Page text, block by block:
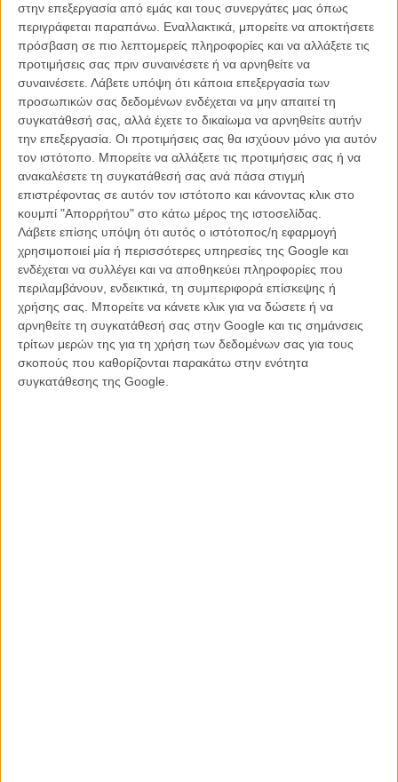
στην επεξεργασία από εμάς και τους συνεργάτες μας όπως
περιγράφεται παραπάνω. Εναλλακτικά, μπορείτε να αποκτήσετε
πρόσβαση σε πιο λεπτομερείς πληροφορίες και να αλλάξετε τις
προτιμήσεις σας πριν συναινέσετε ή να αρνηθείτε να
συναινέσετε. Λάβετε υπόψη ότι κάποια επεξεργασία των
προσωπικών σας δεδομένων ενδέχεται να μην απαιτεί τη
συγκατάθεσή σας, αλλά έχετε το δικαίωμα να αρνηθείτε αυτήν
την επεξεργασία. Οι προτιμήσεις σας θα ισχύουν μόνο για αυτόν
τον ιστότοπο. Μπορείτε να αλλάξετε τις προτιμήσεις σας ή να
ανακαλέσετε τη συγκατάθεσή σας ανά πάσα στιγμή
επιστρέφοντας σε αυτόν τον ιστότοπο και κάνοντας κλικ στο
κουμπί "Απορρήτου" στο κάτω μέρος της ιστοσελίδας.
Λάβετε επίσης υπόψη ότι αυτός ο ιστότοπος/η εφαρμογή
χρησιμοποιεί μία ή περισσότερες υπηρεσίες της Google και
ενδέχεται να συλλέγει και να αποθηκεύει πληροφορίες που
περιλαμβάνουν, ενδεικτικά, τη συμπεριφορά επίσκεψης ή
χρήσης σας. Μπορείτε να κάνετε κλικ για να δώσετε ή να
αρνηθείτε τη συγκατάθεσή σας στην Google και τις σημάνσεις
τρίτων μερών της για τη χρήση των δεδομένων σας για τους
σκοπούς που καθορίζονται παρακάτω στην ενότητα
συγκατάθεσης της Google.
Με τον Ρόμπερτ Ντε Νίρο και τον Αλεκ Μπόλντουιν να βρίσκονται
ήδη σε συζητήσεις για ρόλους στο φιλμ, ο «Joker» του Φίλιπς
μοιάζει η πιο ενδιαφέρουσα από τις ταινίες που ετοιμάζονται πάνω
στον χαρακτήρα (ή άλλη έχει ως πρωταγωνιστή τον Τζάρεντ Λέτο
μα το πιο ελκυστικό στοιχείο του φιλμ βρίσκεται δίχως αμφιβολία
στο βλέμμα του πρωταγωνιστή του στo πρώτο του πορτρέτο και
στις φωτογραφίες από τα γυρίσματα του φιλμ που μόλις ξεκίνησαν.
Αρθουρ ή Τζόκερ, ο Χοακίν είναι ένας!